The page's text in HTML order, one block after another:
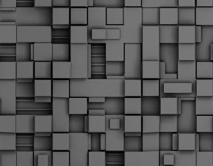
σε δήμους της χώρας. Το Dimastin,
φωτογραφικό υλικό στο διαδίκτυο και
αυτή την ανάρτηση. Επίσης, σας
μας έχουν "ξεφύγει" ορκωμοσίες,
φωτογραφικό τους υλικό στο
δημοσιεύουμε εδώ, άμεσα.
MAR
Θεσσαλονίκη: Ορκίστηκαν οι 75
αστυνομικοί – Τι τους ζήτησε ο
Ενισχύεται το έργο της δημοτικής
Θεσσαλονίκης καθώς το πρωί της
ορκίστηκαν οι 75 νέοι δημοτικοί